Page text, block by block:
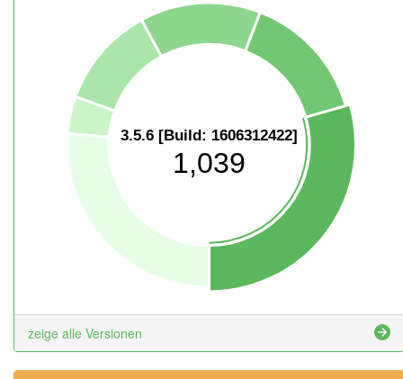
3.5.6 [Build: 1606312422]
1,039
zeige alle Versionen